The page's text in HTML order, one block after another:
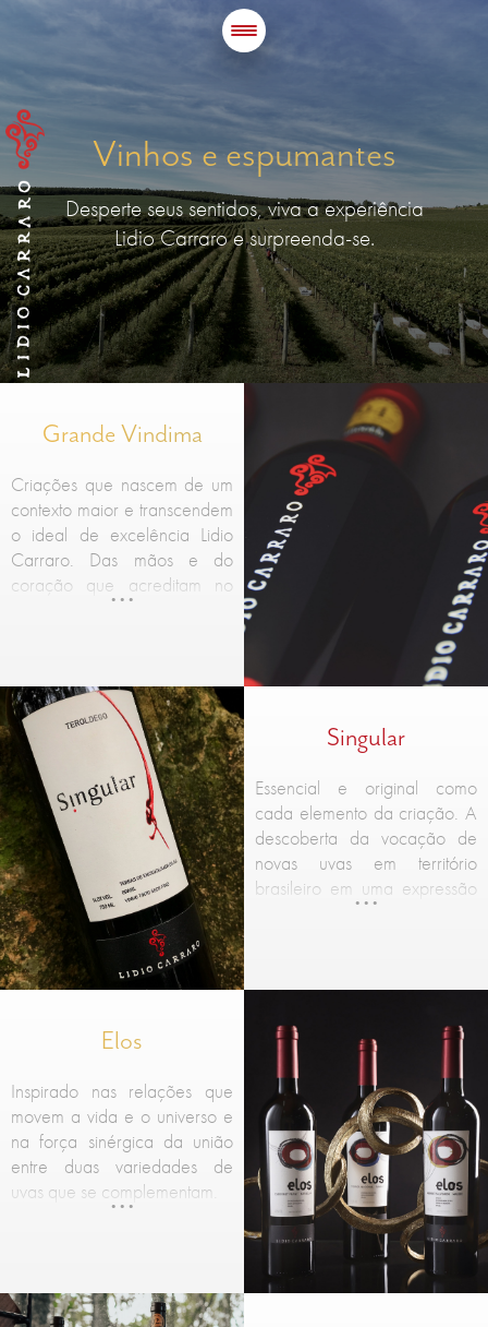
Vinhos e espumantes
Desperte seus sentidos, viva a experiência
Lidio Carraro e surpreenda-se.
Grande Vindima
Criações que nascem de um
contexto maior e transcendem
o ideal de excelência Lidio
Carraro. Das mãos e do
coração que acreditam no
vinho maior, no vinho
amor.
Singular
Essencial e original como
cada elemento da criação. A
descoberta da vocação de
novas uvas em território
brasileiro em uma expressão
pura e incomparável.
Elos
Inspirado nas relações que
movem a vida e o universo e
na força sinérgica da união
entre duas variedades de
uvas que se complementam.